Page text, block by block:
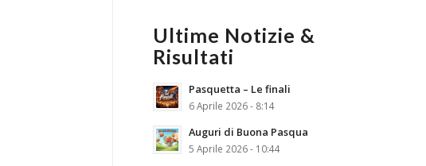
Ultime Notizie &
Risultati
Pasquetta – Le finali
6 Aprile 2026 - 8:14
Auguri di Buona Pasqua
5 Aprile 2026 - 10:44